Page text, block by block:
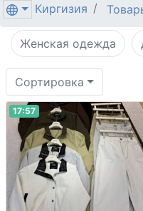
Киргизия
Женская одежда
Сортировка
17:57